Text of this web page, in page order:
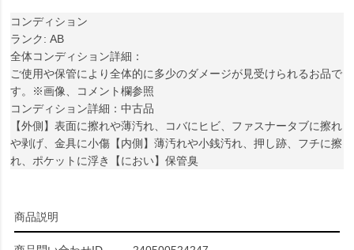
コンディション
ランク: AB
全体コンディション詳細：
ご使用や保管により全体的に多少のダメージが見受けられるお品で
す。※画像、コメント欄参照
コンディション詳細：中古品
【外側】表面に擦れや薄汚れ、コバにヒビ、ファスナータブに擦れ
や剥げ、金具に小傷【内側】薄汚れや小銭汚れ、押し跡、フチに擦
れ、ポケットに浮き【におい】保管臭
商品説明